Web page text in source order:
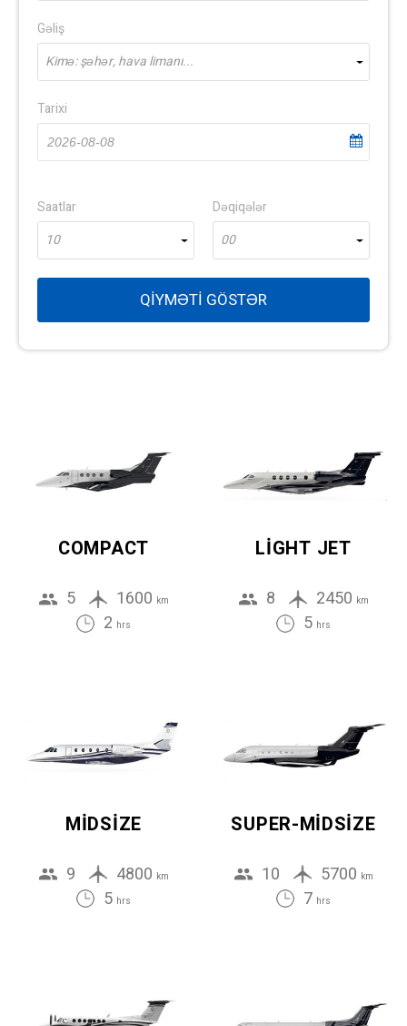
Gəliş
Kimə: şəhər, hava limanı...
Tarixi
Saatlar
10
Dəqiqələr
00
QIYMƏTI GÖSTƏR
COMPACT
5 1600 km
2 hrs
LIGHT JET
8 2450 km
5 hrs
MIDSIZE
9 4800 km
5 hrs
SUPER-MIDSIZE
10 5700 km
7 hrs